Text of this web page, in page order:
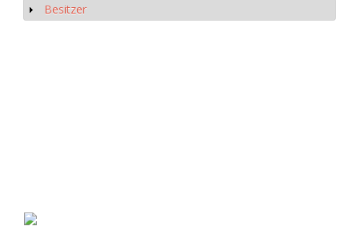
Anzeigen
Besitzer